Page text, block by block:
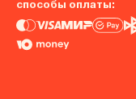
способы оплаты: